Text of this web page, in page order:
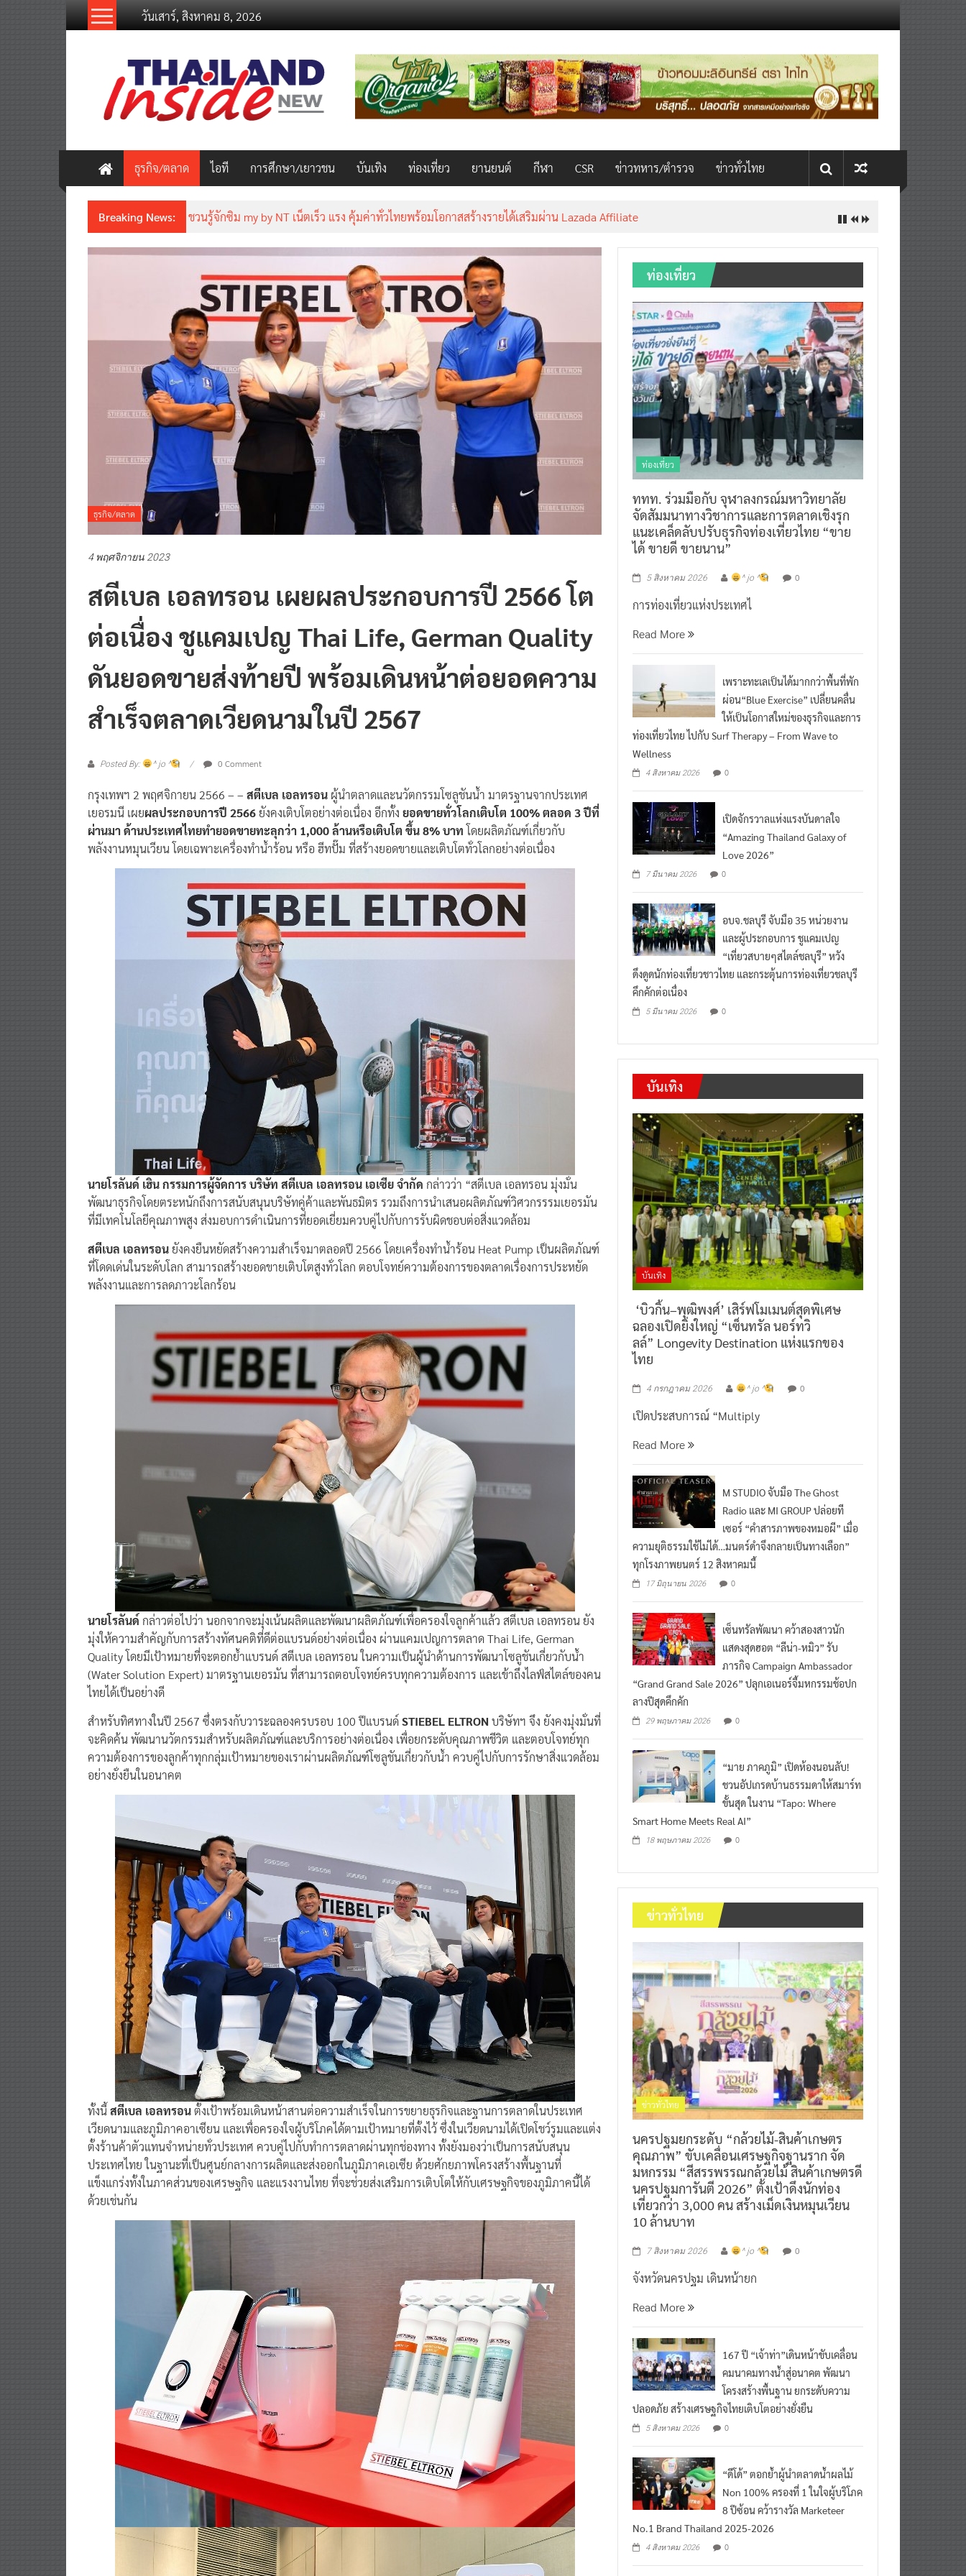
วันเสาร์, สิงหาคม 8, 2026
thailandinsidenew.com
Thailand
Inside
New
ธุรกิจ/ตลาด ไอที การศึกษา/เยาวชน บันเทิง ท่องเที่ยว ยานยนต์ กีฬา CSR ข่าวทหาร/ตำรวจ ข่าวทั่วไทย
Breaking News: ชวนรู้จักซิม my by NT เน็ตเร็ว แรง คุ้มค่าทั่วไทยพร้อมโอกาสสร้างรายได้เสริมผ่าน Lazada Affiliate
ธุรกิจ/ตลาด
4 พฤศจิกายน 2023
สตีเบล เอลทรอน เผยผลประกอบการปี 2566 โต
ต่อเนื่อง ชูแคมเปญ Thai Life, German Quality
ดันยอดขายส่งท้ายปี พร้อมเดินหน้าต่อยอดความ
สำเร็จตลาดเวียดนามในปี 2567
Posted By: ^ jo ^ 0 Comment
กรุงเทพฯ 2 พฤศจิกายน 2566 – – สตีเบล เอลทรอน ผู้นำตลาดและนวัตกรรมโซลูชันน้ำ มาตรฐานจากประเทศ
เยอรมนี เผยผลประกอบการปี 2566 ยังคงเติบโตอย่างต่อเนื่อง อีกทั้ง ยอดขายทั่วโลกเติบโต 100% ตลอด 3 ปีที่
ผ่านมา ด้านประเทศไทยทำยอดขายทะลุกว่า 1,000 ล้านหรือเติบโต ขึ้น 8% บาท โดยผลิตภัณฑ์เกี่ยวกับ
พลังงานหมุนเวียน โดยเฉพาะเครื่องทำน้ำร้อน หรือ ฮีทปั๊ม ที่สร้างยอดขายและเติบโตทั่วโลกอย่างต่อเนื่อง
นายโรลันด์ เฮิน กรรมการผู้จัดการ บริษัท สตีเบล เอลทรอน เอเซีย จำกัด กล่าวว่า “สตีเบล เอลทรอน มุ่งมั่น
พัฒนาธุรกิจโดยตระหนักถึงการสนับสนุนบริษัทคู่ค้าและพันธมิตร รวมถึงการนำเสนอผลิตภัณฑ์วิศวกรรรมเยอรมัน
ที่มีเทคโนโลยีคุณภาพสูง ส่งมอบการดำเนินการที่ยอดเยี่ยมควบคู่ไปกับการรับผิดชอบต่อสิ่งแวดล้อม
สตีเบล เอลทรอน ยังคงยืนหยัดสร้างความสำเร็จมาตลอดปี 2566 โดยเครื่องทำน้ำร้อน Heat Pump เป็นผลิตภัณฑ์
ที่โดดเด่นในระดับโลก สามารถสร้างยอดขายเติบโตสูงทั่วโลก ตอบโจทย์ความต้องการของตลาดเรื่องการประหยัด
พลังงานและการลดภาวะโลกร้อน
นายโรลันด์ กล่าวต่อไปว่า นอกจากจะมุ่งเน้นผลิตและพัฒนาผลิตภัณฑ์เพื่อครองใจลูกค้าแล้ว สตีเบล เอลทรอน ยัง
มุ่งให้ความสำคัญกับการสร้างทัศนคติที่ดีต่อแบรนด์อย่างต่อเนื่อง ผ่านแคมเปญการตลาด Thai Life, German
Quality โดยมีเป้าหมายที่จะตอกย้ำแบรนด์ สตีเบล เอลทรอน ในความเป็นผู้นำด้านการพัฒนาโซลูชันเกี่ยวกับน้ำ
(Water Solution Expert) มาตรฐานเยอรมัน ที่สามารถตอบโจทย์ครบทุกความต้องการ และเข้าถึงไลฟ์สไตล์ของคน
ไทยได้เป็นอย่างดี
สำหรับทิศทางในปี 2567 ซึ่งตรงกับวาระฉลองครบรอบ 100 ปีแบรนด์STIEBEL ELTRON บริษัทฯ จึง ยังคงมุ่งมั่นที่
จะคิดค้น พัฒนานวัตกรรมสำหรับผลิตภัณฑ์และบริการอย่างต่อเนื่อง เพื่อยกระดับคุณภาพชีวิต และตอบโจทย์ทุก
ความต้องการของลูกค้าทุกกลุ่มเป้าหมายของเราผ่านผลิตภัณฑ์โซลูชันเกี่ยวกับน้ำ ควบคู่ไปกับการรักษาสิ่งแวดล้อม
อย่างยั่งยืนในอนาคต
ทั้งนี้สตีเบล เอลทรอนตั้งเป้าพร้อมเดินหน้าสานต่อความสำเร็จในการขยายธุรกิจและฐานการตลาดในประเทศ
เวียดนามและภูมิภาคอาเซียน และเพื่อครองใจผู้บริโภคได้ตามเป้าหมายที่ตั้งไว้ ซึ่งในเวียดนามได้เปิดโชว์รูมและแต่ง
ตั้งร้านค้าตัวแทนจำหน่ายทั่วประเทศ ควบคู่ไปกับทำการตลาดผ่านทุกช่องทาง ทั้งยังมองว่าเป็นการสนับสนุน
ประเทศไทย ในฐานะที่เป็นศูนย์กลางการผลิตและส่งออกในภูมิภาคเอเซีย ด้วยศักยภาพโครงสร้างพื้นฐานที่
แข็งแกร่งทั้งในภาคส่วนของเศรษฐกิจ และแรงงานไทย ที่จะช่วยส่งเสริมการเติบโตให้กับเศรษฐกิจของภูมิภาคนี้ได้
ด้วยเช่นกัน
ท่องเที่ยว
ท่องเที่ยว
ททท. ร่วมมือกับ จุฬาลงกรณ์มหาวิทยาลัย
จัดสัมมนาทางวิชาการและการตลาดเชิงรุก
แนะเคล็ดลับปรับธุรกิจท่องเที่ยวไทย “ขาย
ได้ ขายดี ขายนาน”
5 สิงหาคม 2026 ^ jo ^ 0
การท่องเที่ยวแห่งประเทศไ
Read More
เพราะทะเลเป็นได้มากกว่าพื้นที่พัก
ผ่อน“Blue Exercise” เปลี่ยนคลื่น
ให้เป็นโอกาสใหม่ของธุรกิจและการ
ท่องเที่ยวไทย ไปกับ Surf Therapy – From Wave to
Wellness
4 สิงหาคม 2026 0
เปิดจักรวาลแห่งแรงบันดาลใจ
“Amazing Thailand Galaxy of
Love 2026”
7 มีนาคม 2026 0
อบจ.ชลบุรี จับมือ 35 หน่วยงาน
และผู้ประกอบการ ชูแคมเปญ
“เที่ยวสบายๆสไตล์ชลบุรี” หวัง
ดึงดูดนักท่องเที่ยวชาวไทย และกระตุ้นการท่องเที่ยวชลบุรี
คึกคักต่อเนื่อง
5 มีนาคม 2026 0
บันเทิง
บันเทิง
‘บิวกิ้น–พุฒิพงศ์’ เสิร์ฟโมเมนต์สุดพิเศษ
ฉลองเปิดยิ่งใหญ่ “เซ็นทรัล นอร์ทวิ
ลล์” Longevity Destination แห่งแรกของ
ไทย
4 กรกฎาคม 2026 ^ jo ^ 0
เปิดประสบการณ์ “Multiply
Read More
M STUDIO จับมือ The Ghost
Radio และ MI GROUP ปล่อยที
เซอร์ “คำสารภาพของหมอผี” เมื่อ
ความยุติธรรมใช้ไม่ได้…มนตร์ดำจึงกลายเป็นทางเลือก”
ทุกโรงภาพยนตร์ 12 สิงหาคมนี้
17 มิถุนายน 2026 0
เซ็นทรัลพัฒนา คว้าสองสาวนัก
แสดงสุดฮอต “ลีน่า-หมิว” รับ
ภารกิจ Campaign Ambassador
“Grand Grand Sale 2026” ปลุกเอเนอร์จี้มหกรรมช้อปก
ลางปีสุดคึกคัก
29 พฤษภาคม 2026 0
“มาย ภาคภูมิ” เปิดห้องนอนลับ!
ชวนอัปเกรดบ้านธรรมดาให้สมาร์ท
ขั้นสุด ในงาน “Tapo: Where
Smart Home Meets Real AI”
18 พฤษภาคม 2026 0
ข่าวทั่วไทย
ข่าวทั่วไทย
นครปฐมยกระดับ “กล้วยไม้-สินค้าเกษตร
คุณภาพ” ขับเคลื่อนเศรษฐกิจฐานราก จัด
มหกรรม “สีสรรพรรณกล้วยไม้ สินค้าเกษตรดี
นครปฐมการันตี 2026” ตั้งเป้าดึงนักท่อง
เที่ยวกว่า 3,000 คน สร้างเม็ดเงินหมุนเวียน
10 ล้านบาท
7 สิงหาคม 2026 ^ jo ^ 0
จังหวัดนครปฐม เดินหน้ายก
Read More
167 ปี “เจ้าท่า”เดินหน้าขับเคลื่อน
คมนาคมทางน้ำสู่อนาคต พัฒนา
โครงสร้างพื้นฐาน ยกระดับความ
ปลอดภัย สร้างเศรษฐกิจไทยเติบโตอย่างยั่งยืน
5 สิงหาคม 2026 0
“ดีโด้” ตอกย้ำผู้นำตลาดน้ำผลไม้
Non 100% ครองที่ 1 ในใจผู้บริโภค
8 ปีซ้อน คว้ารางวัล Marketeer
No.1 Brand Thailand 2025-2026
4 สิงหาคม 2026 0